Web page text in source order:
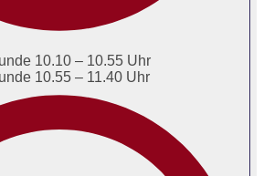
10.10 – 10.55 Uhr
10.55 – 11.40 Uhr